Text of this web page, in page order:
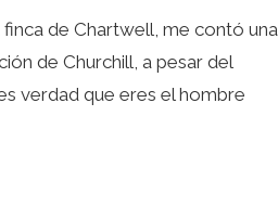
de Chartwell, me contó una
de Churchill, a pesar del
verdad que eres el hombre